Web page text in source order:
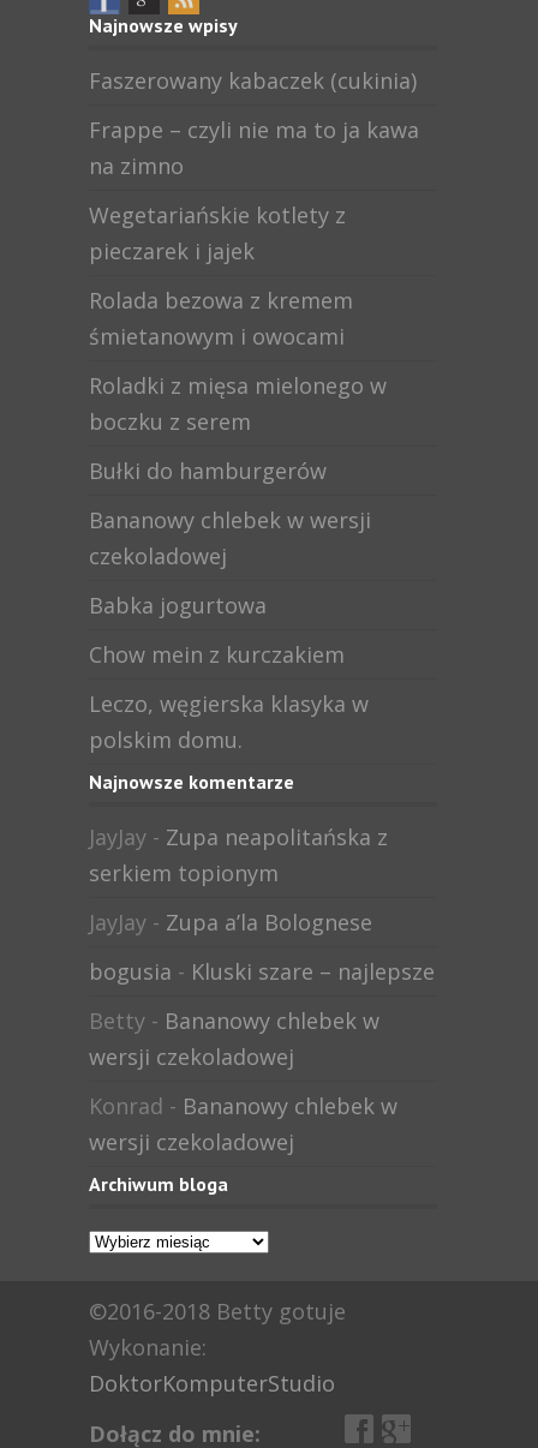
Najnowsze wpisy
Faszerowany kabaczek (cukinia)
Frappe – czyli nie ma to ja kawa
na zimno
Wegetariańskie kotlety z
pieczarek i jajek
Rolada bezowa z kremem
śmietanowym i owocami
Roladki z mięsa mielonego w
boczku z serem
Bułki do hamburgerów
Bananowy chlebek w wersji
czekoladowej
Babka jogurtowa
Chow mein z kurczakiem
Leczo, węgierska klasyka w
polskim domu.
Najnowsze komentarze
JayJay - Zupa neapolitańska z
serkiem topionym
JayJay - Zupa a’la Bolognese
bogusia - Kluski szare – najlepsze
Betty - Bananowy chlebek w
wersji czekoladowej
Konrad - Bananowy chlebek w
wersji czekoladowej
Archiwum bloga
Archiwum
©2016-2018 Betty gotuje
Wykonanie:
DoktorKomputerStudio
Dołącz do mnie: